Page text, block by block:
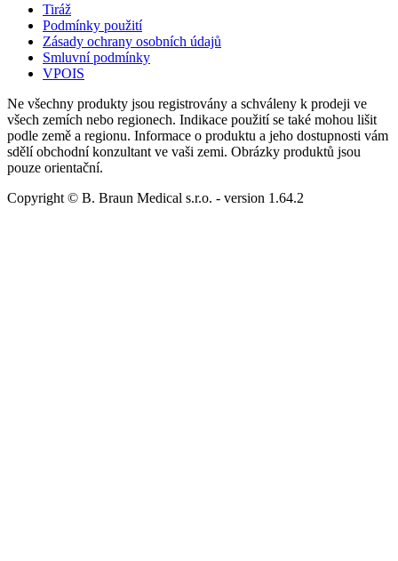
Tiráž
Podmínky použití
Zásady ochrany osobních údajů
Smluvní podmínky
VPOIS
Ne všechny produkty jsou registrovány a schváleny k prodeji ve
všech zemích nebo regionech. Indikace použití se také mohou lišit
podle země a regionu. Informace o produktu a jeho dostupnosti vám
sdělí obchodní konzultant ve vaši zemi. Obrázky produktů jsou
pouze orientační.
Copyright © B. Braun Medical s.r.o. - version 1.64.2